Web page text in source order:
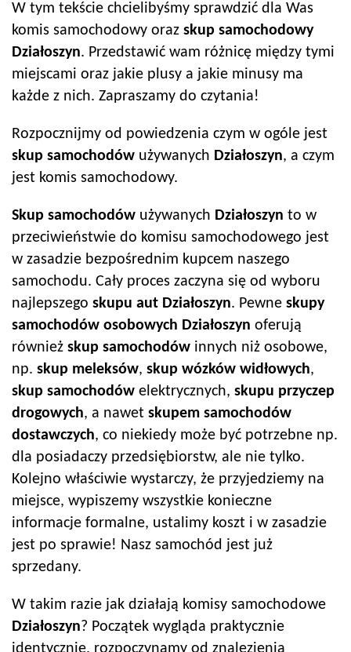
W tym tekście chcielibyśmy sprawdzić dla Was
komis samochodowy oraz skup samochodowy
Działoszyn. Przedstawić wam różnicę między tymi
miejscami oraz jakie plusy a jakie minusy ma
każde z nich. Zapraszamy do czytania!
Rozpocznijmy od powiedzenia czym w ogóle jest
skup samochodów używanych Działoszyn, a czym
jest komis samochodowy.
Skup samochodów używanych Działoszyn to w
przeciwieństwie do komisu samochodowego jest
w zasadzie bezpośrednim kupcem naszego
samochodu. Cały proces zaczyna się od wyboru
najlepszego skupu aut Działoszyn. Pewne skupy
samochodów osobowych Działoszyn oferują
również skup samochodów innych niż osobowe,
np. skup meleksów, skup wózków widłowych,
skup samochodów elektrycznych, skupu przyczep
drogowych, a nawet skupem samochodów
dostawczych, co niekiedy może być potrzebne np.
dla posiadaczy przedsiębiorstw, ale nie tylko.
Kolejno właściwie wystarczy, że przyjedziemy na
miejsce, wypiszemy wszystkie konieczne
informacje formalne, ustalimy koszt i w zasadzie
jest po sprawie! Nasz samochód jest już
sprzedany.
W takim razie jak działają komisy samochodowe
Działoszyn ? Początek wygląda praktycznie
identycznie, rozpoczynamy od znalezienia